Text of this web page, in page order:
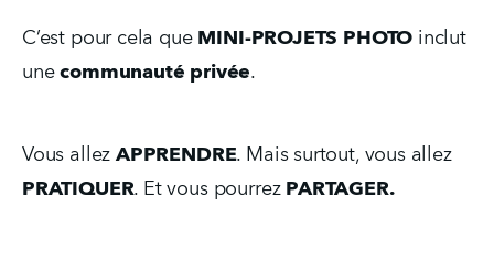
C’est pour cela que MINI-PROJETS PHOTO inclut
une communauté privée.
Vous allez APPRENDRE
. Mais surtout, vous allez
PRATIQUER. Et vous pourrez PARTAGER.